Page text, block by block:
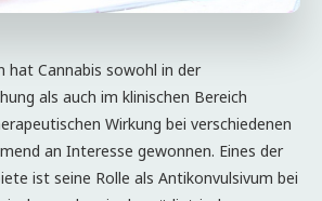
hat Cannabis sowohl in der
als auch im klinischen Bereich
Wirkung bei verschiedenen
an Interesse gewonnen. Eines der
ist seine Rolle als Antikonvulsivum bei